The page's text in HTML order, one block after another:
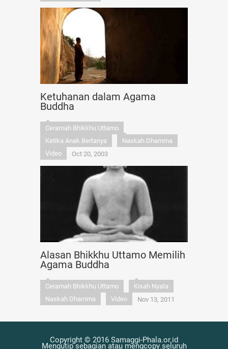
Ketuhanan dalam Agama
Buddha
Ceramah Bhikkhu Uttamo
Ketika Anak Bertanya
Naskah Dhamma
Video
Oct 20, 2003
Alasan Bhikkhu Uttamo Memilih
Agama Buddha
Ceramah Bhikkhu Uttamo
Kisah Nyata
Naskah Dhamma
Video Nov 13, 2011
Copyright © 2016 Samaggi-Phala.or.id
Mengutip sebagian atau mengcopy seluruh